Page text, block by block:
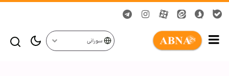
سورانی